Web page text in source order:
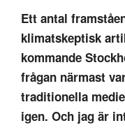
Ett antal
klimatskeptisk
kommande
frågan närmast
traditionella
igen. Och jag är